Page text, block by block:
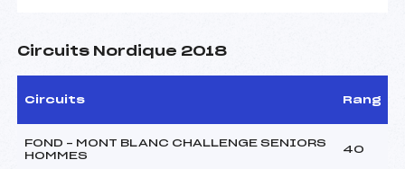
Circuits Nordique 2018
Circuits Rang
FOND – MONT BLANC CHALLENGE SENIORS
HOMMES
40